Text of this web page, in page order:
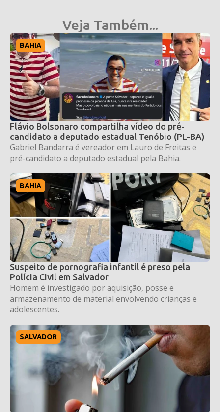
Veja Também...
BAHIA
Flávio Bolsonaro compartilha vídeo do pré-
candidato a deputado estadual Tenóbio (PL-BA)
Gabriel Bandarra é vereador em Lauro de Freitas e
pré-candidato a deputado estadual pela Bahia.
BAHIA
Suspeito de pornografia infantil é preso pela
Polícia Civil em Salvador
Homem é investigado por aquisição, posse e
armazenamento de material envolvendo crianças e
adolescentes.
SALVADOR